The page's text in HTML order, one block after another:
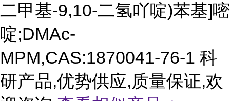
二甲基-9,10-二氢吖啶)苯基]嘧
啶;DMAc-
MPM,CAS:1870041-76-1 科
研产品,优势供应,质量保证,欢